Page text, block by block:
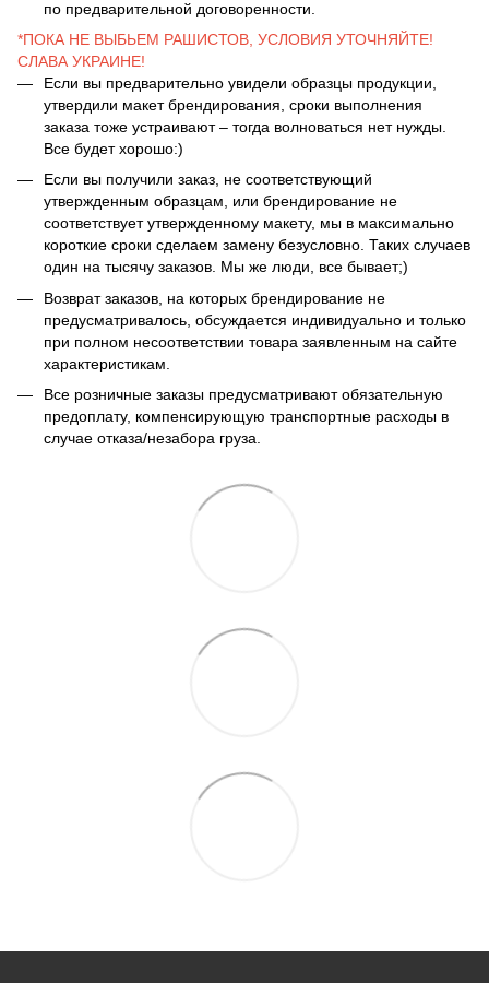
по предварительной договоренности.
*ПОКА НЕ ВЫБЬЕМ РАШИСТОВ, УСЛОВИЯ УТОЧНЯЙТЕ!
СЛАВА УКРАИНЕ!
Если вы предварительно увидели образцы продукции,
утвердили макет брендирования, сроки выполнения
заказа тоже устраивают – тогда волноваться нет нужды.
Все будет хорошо:)
Если вы получили заказ, не соответствующий
утвержденным образцам, или брендирование не
соответствует утвержденному макету, мы в максимально
короткие сроки сделаем замену безусловно. Таких случаев
один на тысячу заказов. Мы же люди, все бывает;)
Возврат заказов, на которых брендирование не
предусматривалось, обсуждается индивидуально и только
при полном несоответствии товара заявленным на сайте
характеристикам.
Все розничные заказы предусматривают обязательную
предоплату, компенсирующую транспортные расходы в
случае отказа/незабора груза.